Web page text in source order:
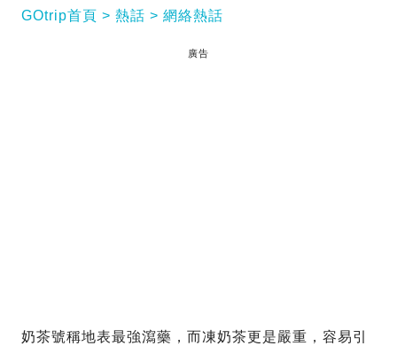
GOtrip首頁 熱話 網絡熱話
廣告
奶茶號稱地表最強瀉藥，而凍奶茶更是嚴重，容易引